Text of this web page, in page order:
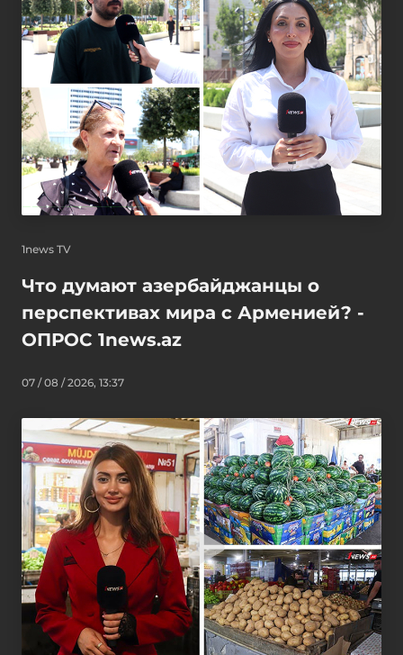
1news TV
Что думают азербайджанцы о
перспективах мира с Арменией? -
ОПРОС 1news.az
07 / 08 / 2026, 13:37